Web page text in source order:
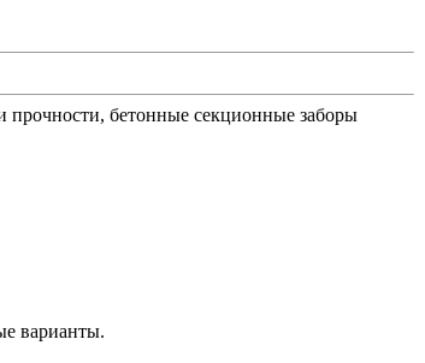
прочности, бетонные секционные заборы
варианты.